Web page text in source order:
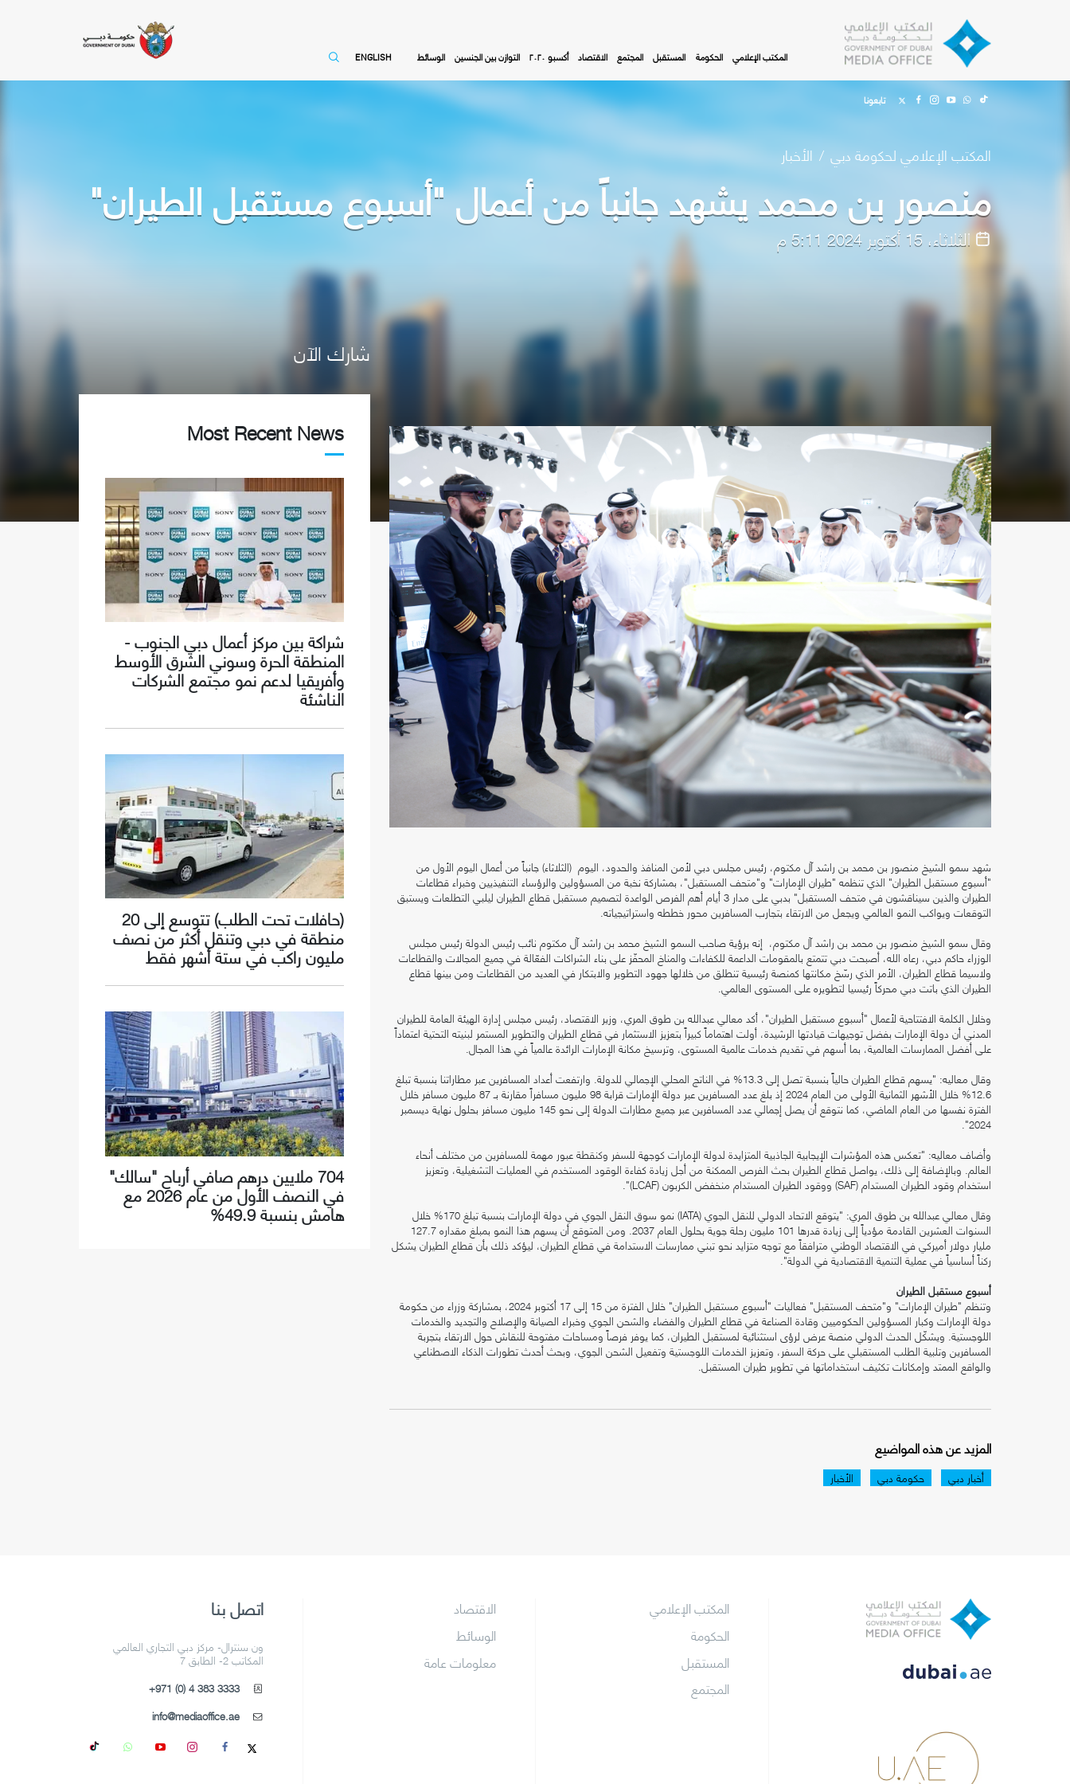
المكتب الإعلامي الحكومة المستقبل المجتمع الاقتصاد أكسبو ٢٠٢٠ التوازن بين الجنسين الوسائط ENGLISH
تابعونا
المكتب الإعلامي لحكومة دبي الأخبار
منصور بن محمد يشهد جانباً من أعمال "أسبوع مستقبل الطيران"
الثلاثاء، 15 أكتوبر 2024 5:11 م
شهد سمو الشيخ منصور بن محمد بن راشد آل مكتوم، رئيس مجلس دبي لأمن المنافذ والحدود، اليوم (الثلاثاء) جانباً من أعمال اليوم الأول من
"أسبوع مستقبل الطيران" الذي تنظمه "طيران الإمارات" و"متحف المستقبل"، بمشاركة نخبة من المسؤولين والرؤساء التنفيذيين وخبراء قطاعات
الطيران والذين سيناقشون في متحف المستقبل" بدبي على مدار 3 أيام أهم الفرص الواعدة لتصميم مستقبل قطاع الطيران ليلبي التطلعات ويستبق
التوقعات ويواكب النمو العالمي ويجعل من الارتقاء بتجارب المسافرين محور خططه واستراتيجياته.
وقال سمو الشيخ منصور بن محمد بن راشد آل مكتوم، إنه برؤية صاحب السمو الشيخ محمد بن راشد آل مكتوم نائب رئيس الدولة رئيس مجلس
الوزراء حاكم دبي، رعاه الله، أصبحت دبي تتمتع بالمقومات الداعمة للكفاءات والمناخ المحفّز على بناء الشراكات الفعّالة في جميع المجالات والقطاعات
ولاسيما قطاع الطيران، الأمر الذي رسّخ مكانتها كمنصة رئيسية تنطلق من خلالها جهود التطوير والابتكار في العديد من القطاعات ومن بينها قطاع
الطيران الذي باتت دبي محركاً رئيسيا لتطويره على المستوى العالمي.
وخلال الكلمة الافتتاحية لأعمال "أسبوع مستقبل الطيران"، أكد معالي عبدالله بن طوق المري، وزير الاقتصاد، رئيس مجلس إدارة الهيئة العامة للطيران
المدني أن دولة الإمارات بفضل توجيهات قيادتها الرشيدة، أولت اهتماماً كبيراً بتعزيز الاستثمار في قطاع الطيران والتطوير المستمر لبنيته التحتية اعتماداً
على أفضل الممارسات العالمية، بما أسهم في تقديم خدمات عالمية المستوى، وترسيخ مكانة الإمارات الرائدة عالمياً في هذا المجال.
وقال معاليه: "يسهم قطاع الطيران حالياً بنسبة تصل إلى 13.3% في الناتج المحلي الإجمالي للدولة. وارتفعت أعداد المسافرين عبر مطاراتنا بنسبة تبلغ
12.6% خلال الأشهر الثمانية الأولى من العام 2024 إذ بلغ عدد المسافرين عبر دولة الإمارات قرابة 98 مليون مسافراً مقارنة بـ 87 مليون مسافر خلال
الفترة نفسها من العام الماضي، كما نتوقع أن يصل إجمالي عدد المسافرين عبر جميع مطارات الدولة إلى نحو 145 مليون مسافر بحلول نهاية ديسمبر
2024".
وأضاف معاليه: "تعكس هذه المؤشرات الإيجابية الجاذبية المتزايدة لدولة الإمارات كوجهة للسفر وكنقطة عبور مهمة للمسافرين من مختلف أنحاء
العالم. وبالإضافة إلى ذلك، يواصل قطاع الطيران بحث الفرص الممكنة من أجل زيادة كفاءة الوقود المستخدم في العمليات التشغيلية، وتعزيز
استخدام وقود الطيران المستدام (SAF) ووقود الطيران المستدام منخفض الكربون (LCAF)".
وقال معالي عبدالله بن طوق المري: "يتوقع الاتحاد الدولي للنقل الجوي (IATA) نمو سوق النقل الجوي في دولة الإمارات بنسبة تبلغ 170% خلال
السنوات العشرين القادمة مؤدياً إلى زيادة قدرها 101 مليون رحلة جوية بحلول العام 2037. ومن المتوقع أن يسهم هذا النمو بمبلغ مقداره 127.7
مليار دولار أميركي في الاقتصاد الوطني مترافقاً مع توجه متزايد نحو تبني ممارسات الاستدامة في قطاع الطيران، ليؤكد ذلك بأن قطاع الطيران يشكل
ركناً أساسياً في عملية التنمية الاقتصادية في الدولة".
أسبوع مستقبل الطيران
وتنظم "طيران الإمارات" و"متحف المستقبل" فعاليات "أسبوع مستقبل الطيران" خلال الفترة من 15 إلى 17 أكتوبر 2024، بمشاركة وزراء من حكومة
دولة الإمارات وكبار المسؤولين الحكوميين وقادة الصناعة في قطاع الطيران والفضاء والشحن الجوي وخبراء الصيانة والإصلاح والتجديد والخدمات
اللوجستية. ويشكّل الحدث الدولي منصة عرض لرؤى استثنائية لمستقبل الطيران، كما يوفر فرصاً ومساحات مفتوحة للنقاش حول الارتقاء بتجربة
المسافرين وتلبية الطلب المستقبلي على حركة السفر، وتعزيز الخدمات اللوجستية وتفعيل الشحن الجوي، وبحث أحدث تطورات الذكاء الاصطناعي
والواقع الممتد وإمكانات تكثيف استخداماتها في تطوير طيران المستقبل.
المزيد عن هذه المواضيع
أخبار دبي حكومة دبي الأخبار
شارك الآن
Most Recent News
شراكة بين مركز أعمال دبي الجنوب -
المنطقة الحرة وسوني الشرق الأوسط
وأفريقيا لدعم نمو مجتمع الشركات
الناشئة
(حافلات تحت الطلب) تتوسع إلى 20
منطقة في دبي وتنقل أكثر من نصف
مليون راكب في ستة أشهر فقط
704 ملايين درهم صافي أرباح "سالك"
في النصف الأول من عام 2026 مع
هامش بنسبة 49.9%
المكتب الإعلامي
الحكومة
المستقبل
المجتمع
الاقتصاد
الوسائط
معلومات عامة
اتصل بنا
ون سنترال- مركز دبي التجاري العالمي
المكاتب 2- الطابق 7
+971 (0) 4 383 3333
info@mediaoffice.ae